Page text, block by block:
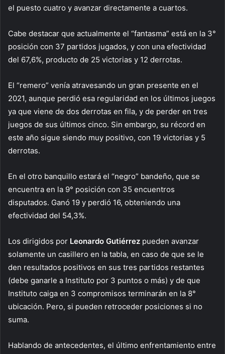
el puesto cuatro y avanzar directamente a cuartos.
Cabe destacar que actualmente el “fantasma” está en la 3°
posición con 37 partidos jugados, y con una efectividad
del 67,6%, producto de 25 victorias y 12 derrotas.
El “remero” venía atravesando un gran presente en el
2021, aunque perdió esa regularidad en los últimos juegos
ya que viene de dos derrotas en fila, y de perder en tres
juegos de sus últimos cinco. Sin embargo, su récord en
este año sigue siendo muy positivo, con 19 victorias y 5
derrotas.
En el otro banquillo estará el “negro” bandeño, que se
encuentra en la 9° posición con 35 encuentros
disputados. Ganó 19 y perdió 16, obteniendo una
efectividad del 54,3%.
Los dirigidos por Leonardo Gutiérrez pueden avanzar
solamente un casillero en la tabla, en caso de que se le
den resultados positivos en sus tres partidos restantes
(debe ganarle a Instituto por 3 puntos o más) y de que
Instituto caiga en 3 compromisos terminarán en la 8°
ubicación. Pero, si pueden retroceder posiciones si no
suma.
Hablando de antecedentes, el último enfrentamiento entre